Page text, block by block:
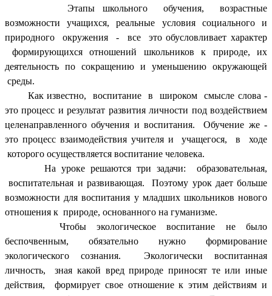
Этапы школьного обучения, возрастные
возможности учащихся, реальные условия социального и
природного окружения - все это обусловливает характер
формирующихся отношений школьников к природе, их
деятельность по сокращению и уменьшению окружающей
среды.
Как известно, воспитание в широком смысле слова -
это процесс и результат развития личности под воздействием
целенаправленного обучения и воспитания. Обучение же -
это процесс взаимодействия учителя и учащегося, в ходе
которого осуществляется воспитание человека.
На уроке решаются три задачи: образовательная,
воспитательная и развивающая. Поэтому урок дает больше
возможности для воспитания у младших школьников нового
отношения к природе, основанного на гуманизме.
Чтобы экологическое воспитание не было
беспочвенным, обязательно нужно формирование
экологического сознания. Экологически воспитанная
личность, зная какой вред природе приносят те или иные
действия, формирует свое отношение к этим действиям и